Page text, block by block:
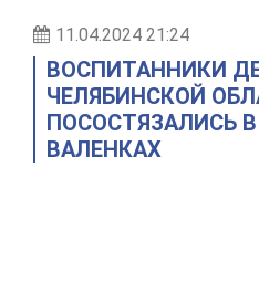
11.04.2024 21:24
ВОСПИТАННИКИ
ЧЕЛЯБИНСКОЙ
ПОСОСТЯЗАЛИСЬ В
ВАЛЕНКАХ